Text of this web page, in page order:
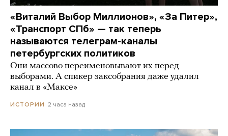
«Виталий Выбор Миллионов», «За Питер»,
«Транспорт СПб» — так теперь
называются телеграм-каналы
петербургских политиков
Они массово переименовывают их перед
выборами. А спикер заксобрания даже удалил
канал в «Максе»
ИСТОРИИ 2 часа назад